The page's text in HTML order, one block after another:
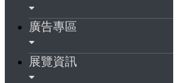
廣告專區
展覽資訊